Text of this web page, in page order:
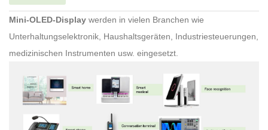
Mini-OLED-Display werden in vielen Branchen wie
Unterhaltungselektronik, Haushaltsgeräten, Industriesteuerungen,
medizinischen Instrumenten usw. eingesetzt.